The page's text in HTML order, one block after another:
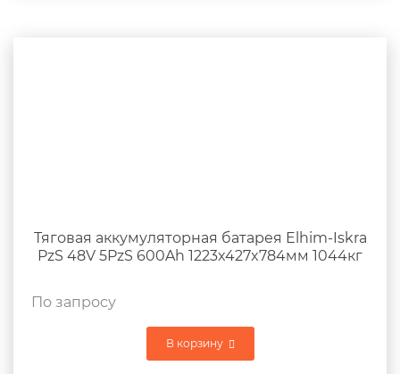
Тяговая аккумуляторная батарея Elhim-Iskra
PzS 48V 5PzS 600Ah 1223x427x784мм 1044кг
По запросу
В корзину